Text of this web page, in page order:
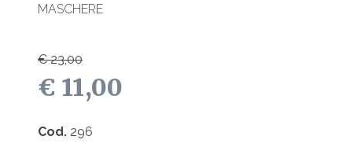
MASCHERE
€ 23,00
€ 11,00
Cod. 296